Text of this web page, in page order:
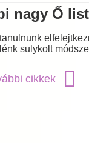
nagy Ő
sulykolt
cikkek